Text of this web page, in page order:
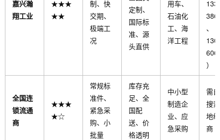
嘉兴瀚
翔工业
★★★
★★
制、快
交期、
极端工
况
定制、
国际标
准、源
头直供
用车、
石油化
工、海
洋工程
、
）
全国连
锁流通
商
★★★
★☆
常规标
准件、
紧急采
购、小
批量
库存充
足、全
国配
送、价
格透明
中小型
制造企
业、应
急采购
需
搜
地
商